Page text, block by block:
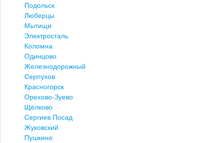
Подольск
Люберцы
Мытищи
Электросталь
Коломна
Одинцово
Железнодорожный
Серпухов
Красногорск
Орехово-Зуево
Щёлково
Сергиев Посад
Жуковский
Пушкино